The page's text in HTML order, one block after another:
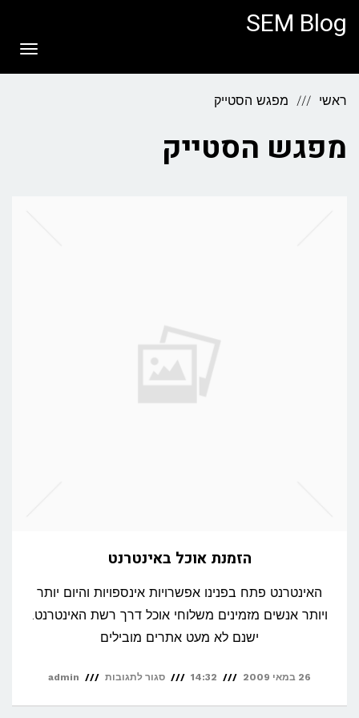
SEM Blog
ראשי מפגש הסטייק
מפגש הסטייק
הזמנת אוכל באינטרנט
האינטרנט פתח בפנינו אפשרויות אינספויות והיום יותר
ויותר אנשים מזמינים משלוחי אוכל דרך רשת האינטרנט.
ישנם לא מעט אתרים מובילים
26 במאי 2009 14:32 סגור לתגובות על admin